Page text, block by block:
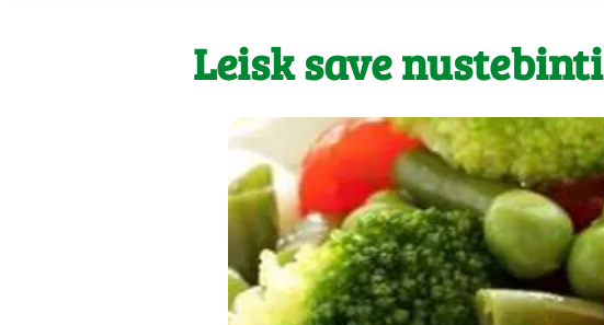
Leisk save nustebinti